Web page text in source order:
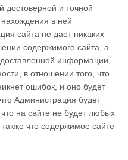
достоверной и точной
в ней
сайта не дает никаких
содержимого сайта, а
информации,
в отношении того, что
ошибок, и оно будет
Администрация будет
на сайте не будет любых
что содержимое сайте